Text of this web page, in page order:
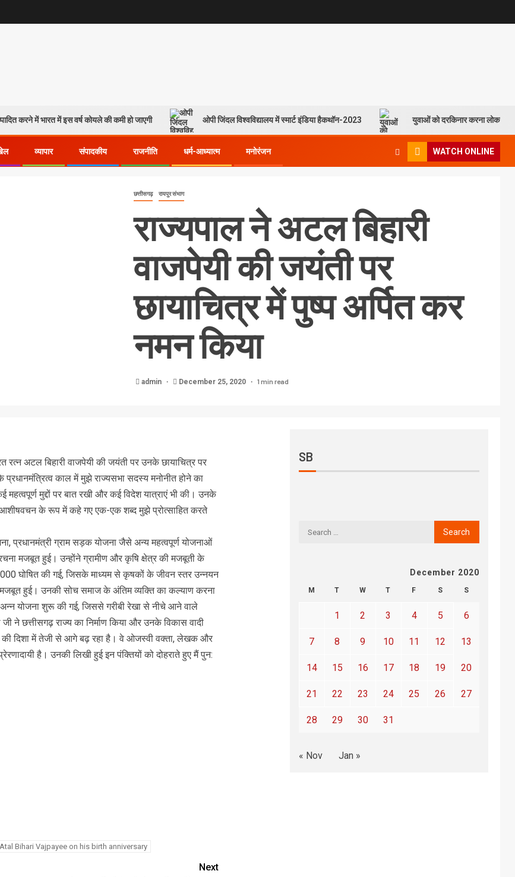
करने में भारत में इस वर्ष कोयले की कमी हो जाएगी ओपी जिंदल विश्वविद्यालय में स्मार्ट इंडिया हैकथॉन-2023 युवाओं को दरकिनार करना लोकसभा
व्यापार संपादकीय राजनीति धर्म-आध्यात्म मनोरंजन WATCH ONLINE
छत्तीसगढ़ रायपुर संभाग
राज्यपाल ने अटल बिहारी
वाजपेयी की जयंती पर
छायाचित्र में पुष्प अर्पित कर
नमन किया
admin December 25, 2020 1 min read
रत्न अटल बिहारी वाजपेयी की जयंती पर उनके छायाचित्र पर
काल में मुझे राज्यसभा सदस्य मनोनीत होने का
मुद्दों पर बात रखी और कई विदेश यात्राएं भी की। उनके
आशीषवचन के रूप में कहे गए एक-एक शब्द मुझे प्रोत्साहित करते
प्रधानमंत्री ग्राम सड़क योजना जैसे अन्य महत्वपूर्ण योजनाओं
मजबूत हुई। उन्होंने ग्रामीण और कृषि क्षेत्र की मजबूती के
घोषित की गई, जिसके माध्यम से कृषकों के जीवन स्तर उन्नयन
मजबूत हुई। उनकी सोच समाज के अंतिम व्यक्ति का कल्याण करना
योजना शुरू की गई, जिससे गरीबी रेखा से नीचे आने वाले
जी ने छत्तीसगढ़ राज्य का निर्माण किया और उनके विकास वादी
की दिशा में तेजी से आगे बढ़ रहा है। वे ओजस्वी वक्ता, लेखक और
है। उनकी लिखी हुई इन पंक्तियों को दोहराते हुए मैं पुन:
Bihari Vajpayee on his birth anniversary
Next
SB
December 2020
M T W T F S S
1 2 3 4 5 6
7 8 9 10 11 12 13
14 15 16 17 18 19 20
21 22 23 24 25 26 27
28 29 30 31
« Nov Jan »